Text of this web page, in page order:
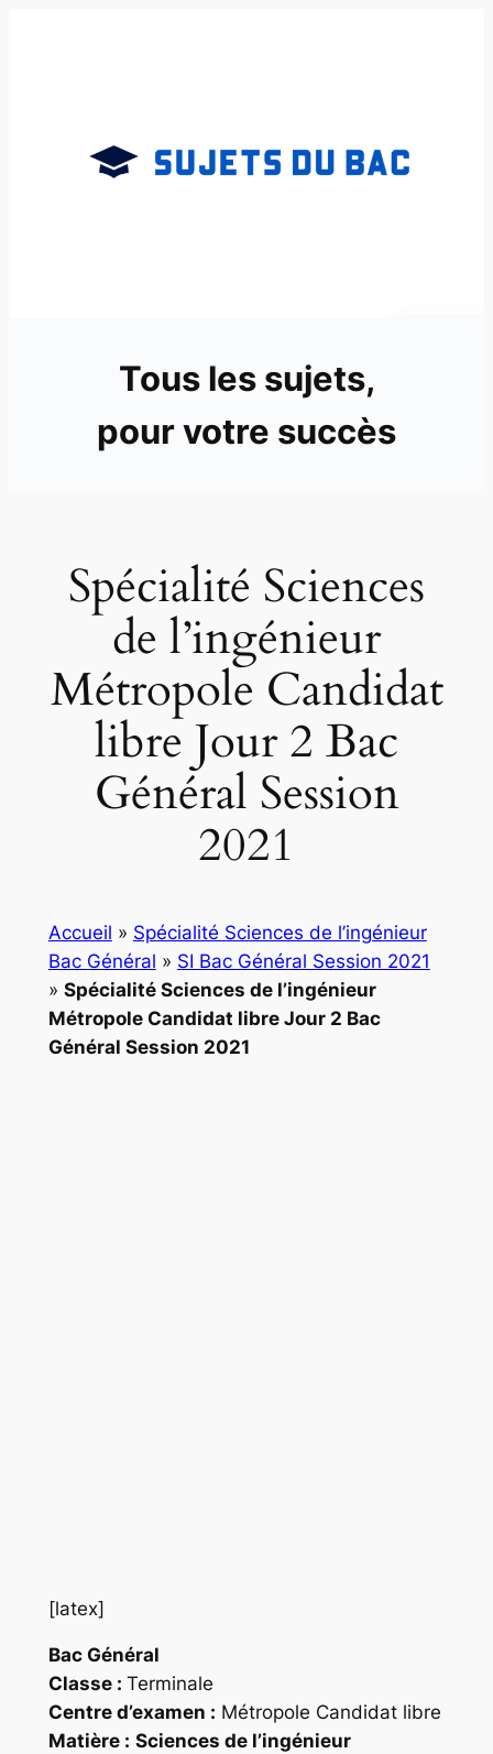
Tous les sujets,
pour votre succès
Spécialité Sciences
de l’ingénieur
Métropole Candidat
libre Jour 2 Bac
Général Session
2021
Accueil » Spécialité Sciences de l’ingénieur
Bac Général » SI Bac Général Session 2021
» Spécialité Sciences de l’ingénieur
Métropole Candidat libre Jour 2 Bac
Général Session 2021
[latex]
Bac Général
Classe : Terminale
Centre d’examen : Métropole Candidat libre
Matière : Sciences de l’ingénieur